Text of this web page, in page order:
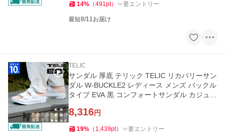
14% （491pt） 要エントリー
最短8/11お届け
TELIC
サンダル 厚底 テリック TELIC リカバリーサン
ダル W-BUCKLE2 レディース メンズ バックル
タイプ EVA 黒 コンフォートサンダル カジュア
8,316円
19% （ 1,439pt） 要エントリー